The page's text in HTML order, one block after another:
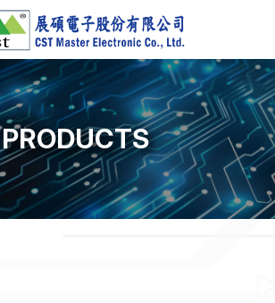
PRODUCTS